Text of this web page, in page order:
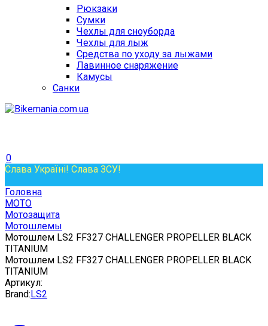
Рюкзаки
Сумки
Чехлы для сноуборда
Чехлы для лыж
Средства по уходу за лыжами
Лавинное снаряжение
Камусы
Санки
0
Слава Україні! Слава ЗСУ!
Головна
МОТО
Мотозащита
Мотошлемы
Мотошлем LS2 FF327 CHALLENGER PROPELLER BLACK
TITANIUM
Мотошлем LS2 FF327 CHALLENGER PROPELLER BLACK
TITANIUM
Артикул:
Brand:LS2